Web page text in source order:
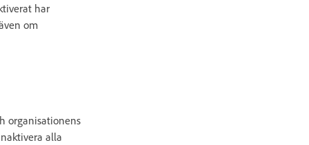
har
om
organisationens
alla